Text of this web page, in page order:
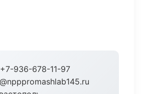
+7-936-678-11-97